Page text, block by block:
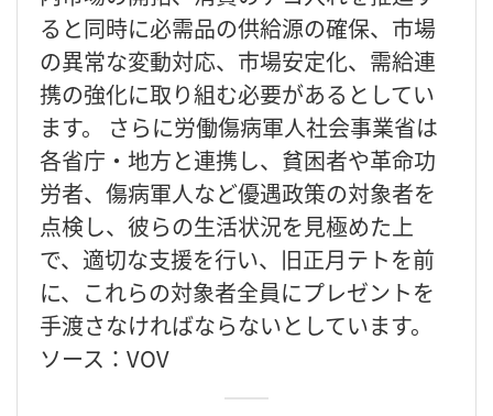
ると同時に必需品の供給源の確保、市場
の異常な変動対応、市場安定化、需給連
携の強化に取り組む必要があるとしてい
ます。 さらに労働傷病軍人社会事業省は
各省庁・地方と連携し、貧困者や革命功
労者、傷病軍人など優遇政策の対象者を
点検し、彼らの生活状況を見極めた上
で、適切な支援を行い、旧正月テトを前
に、これらの対象者全員にプレゼントを
手渡さなければならないとしています。
ソース：VOV